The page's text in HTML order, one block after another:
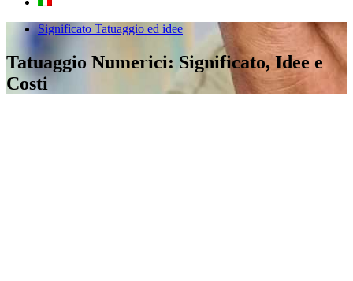
Significato Tatuaggio ed idee
Tatuaggio Numerici: Significato, Idee e
Costi